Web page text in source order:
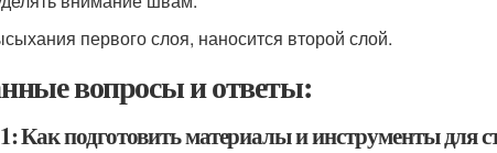
первого слоя, наносится второй слой.
вопросы и ответы:
Как подготовить материалы и инструменты для